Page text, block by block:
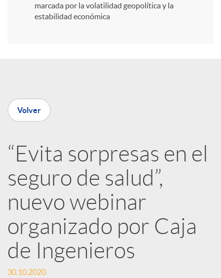
n
e
d
e
s
marcada por la volatilidad geopolítica y la
estabilidad económica
Volver
“Evita sorpresas en el
seguro de salud”,
nuevo webinar
organizado por Caja
de Ingenieros
30.10.2020